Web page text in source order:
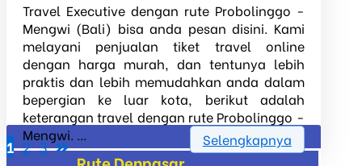
Travel Executive dengan rute Probolinggo -
Mengwi (Bali) bisa anda pesan disini. Kami
melayani penjualan tiket travel online
dengan harga murah, dan tentunya lebih
praktis dan lebih memudahkan anda dalam
bepergian ke luar kota, berikut adalah
keterangan travel dengan rute Probolinggo -
Mengwi. ...
Selengkapnya
Posts
1 2 3